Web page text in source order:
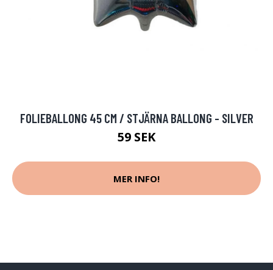
FOLIEBALLONG 45 CM / STJÄRNA BALLONG - SILVER
59 SEK
MER INFO!